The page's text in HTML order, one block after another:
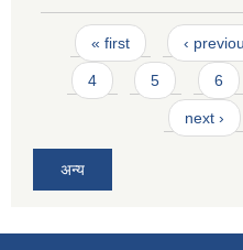
Pages
« first ‹
4 5 6
next ›
अन्य